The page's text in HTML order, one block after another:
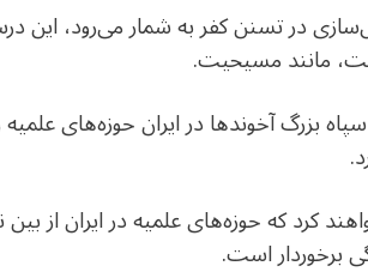
در تسنن کفر به شمار می‌رود، این
مانند مسیحیت.
سپاه بزرگ آخوندها در ایران حوزه‌های
کرد که حوزه‌های علمیه در ایران از
برخوردار است.